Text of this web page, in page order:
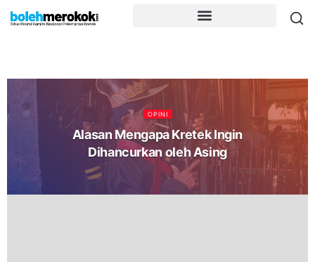
OPINI
Alasan Mengapa Kretek Ingin
Dihancurkan oleh Asing